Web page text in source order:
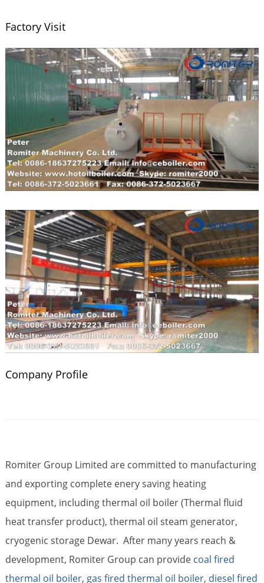
Factory Visit
Company Profile
Romiter Group Limited are committed to manufacturing
and exporting complete enery saving heating
equipment, including thermal oil boiler (Thermal fluid
heat transfer product), thermal oil steam generator,
cryogenic storage Dewar. After many years reach &
development, Romiter Group can provide coal fired
thermal oil boiler, gas fired thermal oil boiler, diesel fired